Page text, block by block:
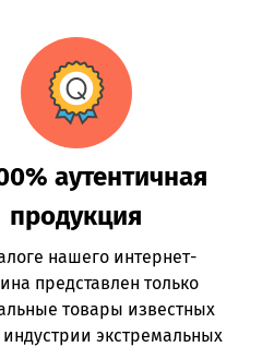
аутентичная
продукция
нашего интернет-
представлен только
товары известных
экстремальных